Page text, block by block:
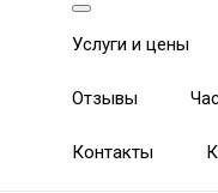
Услуги и цены
Отзывы
Контакты